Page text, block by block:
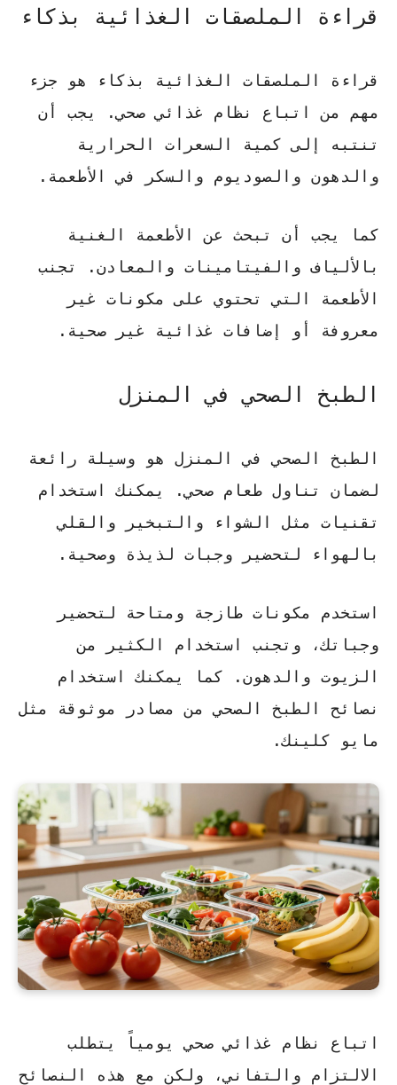
قراءة الملصقات الغذائية بذكاء
قراءة الملصقات الغذائية بذكاء هو جزء
مهم من
اتباع نظام غذائي صحي. يجب أن
تنتبه إلى كمية السعرات الحرارية
والدهون والصوديوم والسكر في الأطعمة.
كما يجب أن تبحث عن الأطعمة الغنية
بالألياف والفيتامينات والمعادن. تجنب
الأطعمة التي تحتوي على مكونات غير
معروفة أو إضافات غذائية غير صحية.
الطبخ الصحي في المنزل
الطبخ الصحي في المنزل هو وسيلة رائعة
لضمان تناول طعام صحي. يمكنك استخدام
تقنيات مثل الشواء والتبخير والقلي
بالهواء لتحضير وجبات لذيذة وصحية.
استخدم مكونات طازجة ومتاحة لتحضير
وجباتك، وتجنب استخدام الكثير من
الزيوت والدهون. كما يمكنك استخدام
نصائح الطبخ الصحي من مصادر موثوقة مثل
مايو كلينك.
اتباع نظام غذائي صحي يومياً يتطلب
الالتزام والتفاني، ولكن مع هذه النصائح